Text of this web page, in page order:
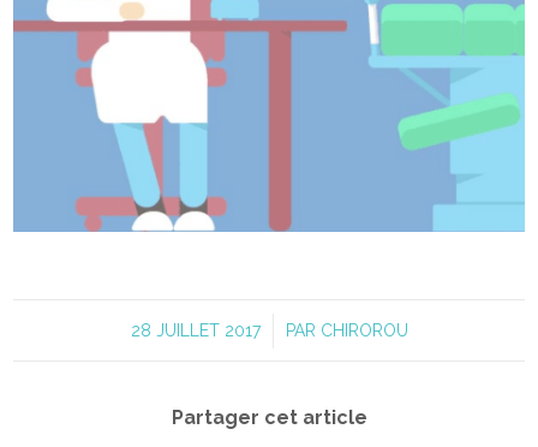
28 JUILLET 2017
/ PAR CHIROROU
Partager cet article